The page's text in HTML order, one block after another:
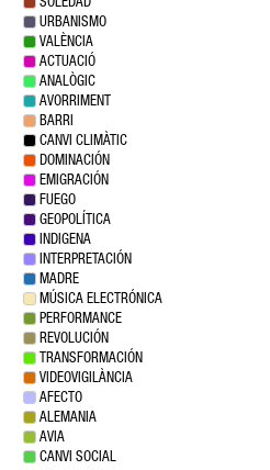
SOLEDAD
URBANISMO
VALÈNCIA
ACTUACIÓ
ANALÒGIC
AVORRIMENT
BARRI
CANVI CLIMÀTIC
DOMINACIÓN
EMIGRACIÓN
FUEGO
GEOPOLÍTICA
INDIGENA
INTERPRETACIÓN
MADRE
MÚSICA ELECTRÓNICA
PERFORMANCE
REVOLUCIÓN
TRANSFORMACIÓN
VIDEOVIGILÀNCIA
AFECTO
ALEMANIA
AVIA
CANVI SOCIAL